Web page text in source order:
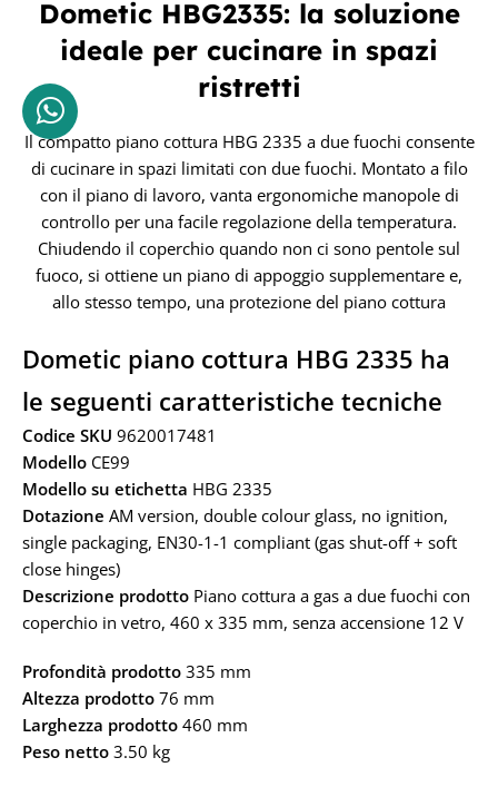
Dometic HBG2335: la soluzione
ideale per cucinare in spazi
ristretti
Il compatto piano cottura HBG 2335 a due fuochi consente
di cucinare in spazi limitati con due fuochi. Montato a filo
con il piano di lavoro, vanta ergonomiche manopole di
controllo per una facile regolazione della temperatura.
Chiudendo il coperchio quando non ci sono pentole sul
fuoco, si ottiene un piano di appoggio supplementare e,
allo stesso tempo, una protezione del piano cottura
Dometic piano cottura HBG 2335 ha
le seguenti caratteristiche tecniche
Codice SKU 9620017481
Modello CE99
Modello su etichetta HBG 2335
Dotazione AM version, double colour glass, no ignition,
single packaging, EN30-1-1 compliant (gas shut-off + soft
close hinges)
Descrizione prodotto Piano cottura a gas a due fuochi con
coperchio in vetro, 460 x 335 mm, senza accensione 12 V
Profondità prodotto 335 mm
Altezza prodotto 76 mm
Larghezza prodotto 460 mm
Peso netto 3.50 kg